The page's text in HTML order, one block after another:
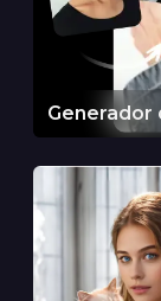
Generador